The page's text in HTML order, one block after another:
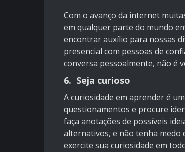
Com o avanço da internet
em qualquer parte do mundo
encontrar auxílio para nossas
presencial com pessoas de
conversa pessoalmente, não é
6. Seja curioso
A curiosidade em aprender é
questionamentos e procure
faça anotações de possíveis
alternativos, e não tenha medo
exercite sua curiosidade em